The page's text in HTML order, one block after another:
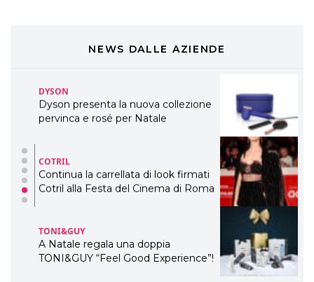
NEWS DALLE AZIENDE
WELLNESS CONGRESS 2022: I
DYSON
Dyson presenta la nuova collezione
pervinca e rosé per Natale
COTRIL
Continua la carrellata di look firmati
Cotril alla Festa del Cinema di Roma
TONI&GUY
A Natale regala una doppia
TONI&GUY “Feel Good Experience”!